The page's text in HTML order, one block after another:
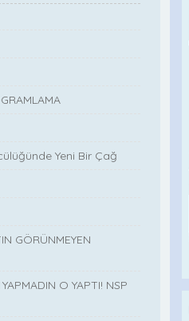
Yeni Bir Çağ
GÖRÜNMEYEN
O YAPTI! NSP